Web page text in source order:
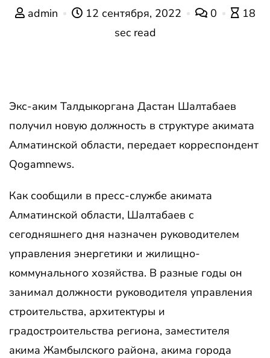
admin 12 сентября, 2022 0
18
sec read
Экс-аким Талдыкоргана Дастан Шалтабаев
получил новую должность в структуре акимата
Алматинской области, передает корреспондент
Qogamnews.
Как сообщили в пресс-службе акимата
Алматинской области, Шалтабаев с
сегодняшнего дня назначен руководителем
управления энергетики и жилищно-
коммунального хозяйства. В разные годы он
занимал должности руководителя управления
строительства, архитектуры и
градостроительства региона, заместителя
акима Жамбылского района, акима города